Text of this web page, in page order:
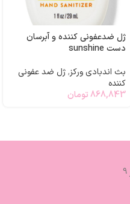
ژل ضدعفونی کننده و آبرسان
دست sunshine
بث اندبادی ورکز,ژل ضد عفونی
کننده
868,843تومان